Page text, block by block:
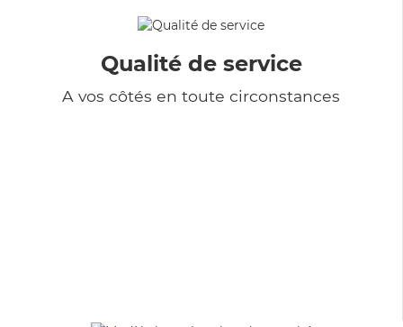
Qualité de service
A vos côtés en toute circonstances